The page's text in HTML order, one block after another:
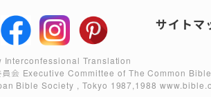
サイトマ
Interconfessional Translation
会 Executive Committee of The Common
Bible Society , Tokyo 1987,1988